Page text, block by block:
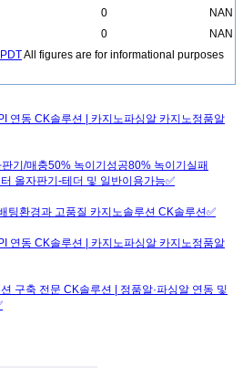
0
NAN
0
NAN
All figures are for informational purposes
연동 CK솔루션 | 카지노파싱알 카지노정품알
기/매충50% 녹이기성공80% 녹이기실패
올자판기-테더 및 일반이용가능✅
팅환경과 고품질 카지노솔루션 CK솔루션✅
연동 CK솔루션 | 카지노파싱알 카지노정품알
구축 전문 CK솔루션 | 정품알·파싱알 연동 및